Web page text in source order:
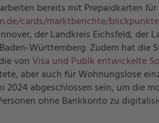
bereits mit Prepaidkarten
cards/marktberichte/
der Landkreis Eichsfeld, der
Württemberg. Zudem hat die
von Visa und Publk entwickelte
aber auch für Wohnungslose
2024 abgeschlossen sein, um die
ohne Bankkonto zu